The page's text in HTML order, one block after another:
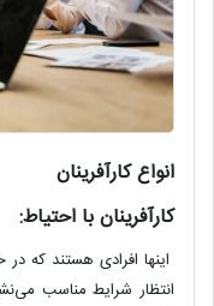
انواع کارآفرینان
کارآفرینان با احتیاط:
اینها افرادی هستند که
انتظار شرایط مناسب